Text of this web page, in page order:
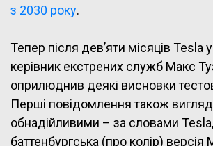
з 2030 року.
Тепер після дев’яти місяців Tesla
керівник екстрених служб Макс
оприлюднив деякі висновки
Перші повідомлення також
обнадійливими – за словами Tesla,
баттенбургська (про колір) версія